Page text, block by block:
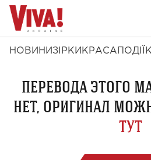
НОВИНИ ЗІРКИ КРАСА ПОДІЇ
ПЕРЕВОДА ЭТОГО
НЕТ, ОРИГИНАЛ
ТУТ